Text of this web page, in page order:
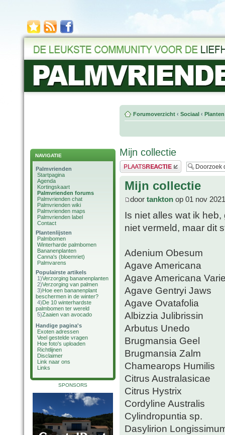
NAVIGATIE
Palmvrienden
Startpagina
Agenda
Kortingskaart
Palmvrienden forums
Palmvrienden chat
Palmvrienden wiki
Palmvrienden maps
Palmvrienden label
Contact
Plantenlijsten
Palmbomen
Winterharde palmbomen
Bananenplanten
Canna's (bloemriet)
Palmvarens
Populairste artikels
1)Verzorging bananenplanten
2)Verzorging van palmen
3)Hoe een bananenplant
beschermen in de winter?
4)De 10 winterhardste
palmbomen ter wereld
5)Zaaien van avocado
Handige pagina's
Exoten adressen
Veel gestelde vragen
Hoe foto's uploaden
Richtlijnen
Disclaimer
Link naar ons
Links
SPONSORS
Forumoverzicht ‹ Sociaal ‹
Mijn collectie
Plaats een reactie
Mijn collectie
door tankton op 01 nov
Is niet alles wat ik
niet vermeld, maar dit
Adenium Obesum
Agave Americana
Agave Americana
Agave Gentryi Jaws
Agave Ovatafolia
Albizzia Julibrissin
Arbutus Unedo
Brugmansia Geel
Brugmansia Zalm
Chamearops Humilis
Citrus Australasicae
Citrus Hystrix
Cordyline Australis
Cylindropuntia sp.
Dasylirion